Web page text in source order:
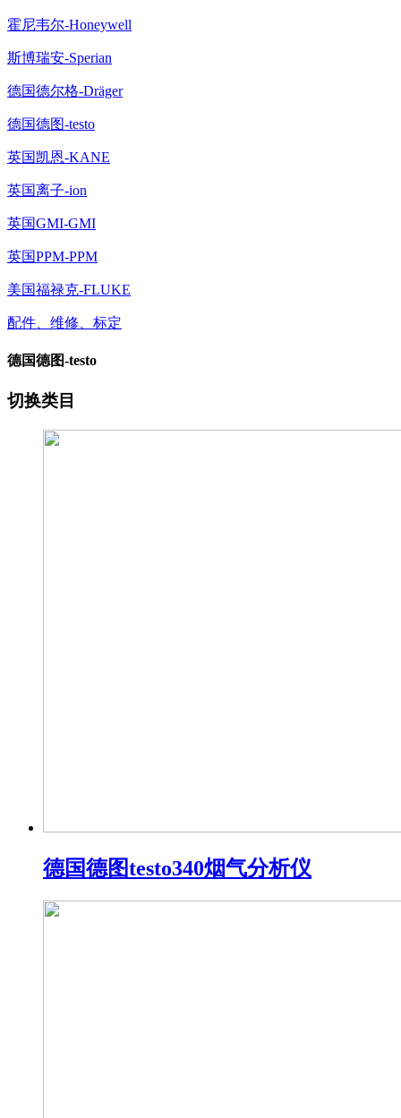
霍尼韦尔-Honeywell
斯博瑞安-Sperian
德国德尔格-Dräger
德国德图-testo
英国凯恩-KANE
英国离子-ion
英国GMI-GMI
英国PPM-PPM
美国福禄克-FLUKE
配件、维修、标定
德国德图-testo
切换类目
德国德图testo340烟气分析仪